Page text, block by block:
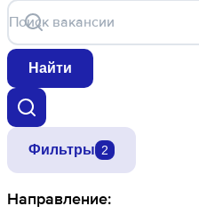
Поиск вакансии
Найти
Фильтры 2
Направление: